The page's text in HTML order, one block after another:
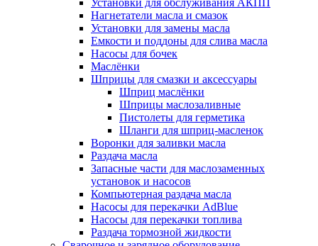
Установки для обслуживания АКПП
Нагнетатели масла и смазок
Установки для замены масла
Емкости и поддоны для слива масла
Насосы для бочек
Маслёнки
Шприцы для смазки и аксессуары
Шприц маслёнки
Шприцы маслозаливные
Пистолеты для герметика
Шланги для шприц-масленок
Воронки для заливки масла
Раздача масла
Запасные части для маслозаменных
установок и насосов
Компьютерная раздача масла
Насосы для перекачки AdBlue
Насосы для перекачки топлива
Раздача тормозной жидкости